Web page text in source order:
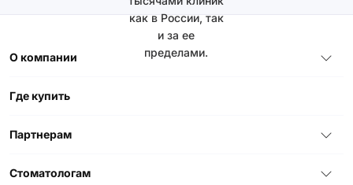
как в России, так
и за ее
пределами.
О компании
Где купить
Партнерам
Стоматологам